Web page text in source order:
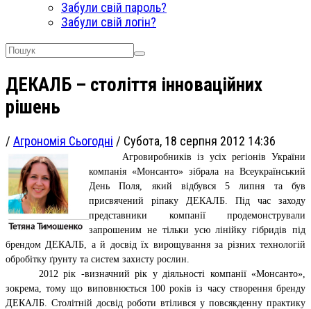
Забули свій пароль?
Забули свій логін?
ДЕКАЛБ – століття інноваційних
рішень
/ Агрономія Сьогодні / Субота, 18 серпня 2012 14:36
Агровиробників із усіх регіонів України
компанія «Монсанто» зібрала на Всеукраїнський
День Поля, який відбувся 5 липня та був
присвячений ріпаку ДЕКАЛБ. Під час заходу
представники компанії продемонстрували
запрошеним не тільки усю лінійку гібридів під
брендом ДЕКАЛБ, а й досвід їх вирощування за різних технологій
обробітку ґрунту та систем захисту рослин.
2012 рік -визначний рік у діяльності компанії «Монсанто»,
зокрема, тому що виповнюється 100 років із часу створення бренду
ДЕКАЛБ. Столітній досвід роботи втілився у повсякденну практику